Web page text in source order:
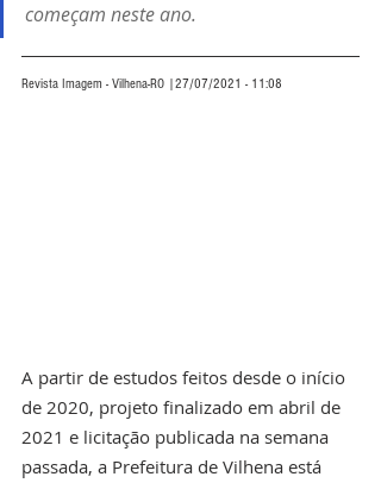
começam neste ano.
Revista Imagem - Vilhena-RO |27/07/2021 - 11:08
A partir de estudos feitos desde o início
de 2020, projeto finalizado em abril de
2021 e licitação publicada na semana
passada, a Prefeitura de Vilhena está